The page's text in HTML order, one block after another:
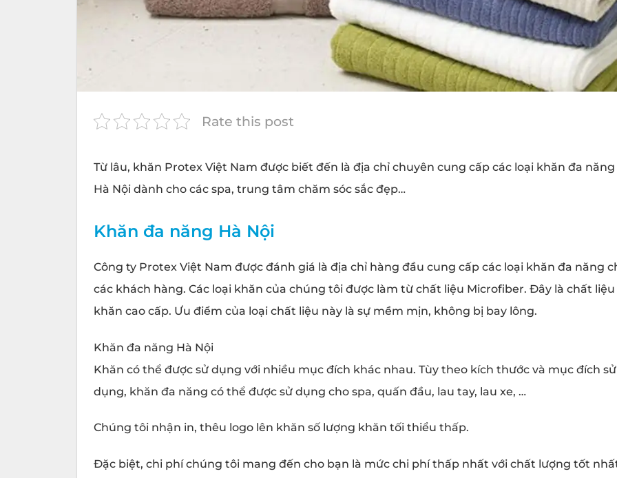
Rate this post
Từ lâu, khăn Protex Việt Nam được biết đến là địa chỉ chuyên cung cấp các loại khăn đa năng
Hà Nội dành cho các spa, trung tâm chăm sóc sắc đẹp…
Khăn đa năng Hà Nội
Công ty Protex Việt Nam được đánh giá là địa chỉ hàng đầu cung cấp các loại khăn đa năng
các khách hàng. Các loại khăn của chúng tôi được làm từ chất liệu Microfiber. Đây là chất liệu
khăn cao cấp. Ưu điểm của loại chất liệu này là sự mềm mịn, không bị bay lông.
Khăn đa năng Hà Nội
Khăn có thể được sử dụng với nhiều mục đích khác nhau. Tùy theo kích thước và mục đích sử
dụng, khăn đa năng có thể được sử dụng cho spa, quấn đầu, lau tay, lau xe, …
Chúng tôi nhận in, thêu logo lên khăn số lượng khăn tối thiểu thấp.
Đặc biệt, chi phí chúng tôi mang đến cho bạn là mức chi phí thấp nhất với chất lượng tốt